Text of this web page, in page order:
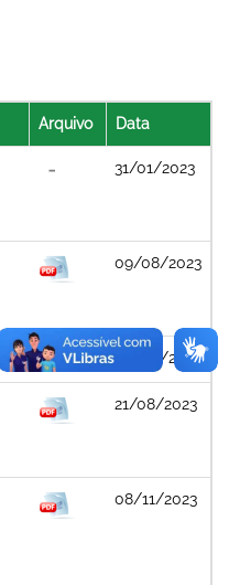
Arquivo Data
31/01/2023
09/08/2023
09/08/2023
21/08/2023
08/11/2023